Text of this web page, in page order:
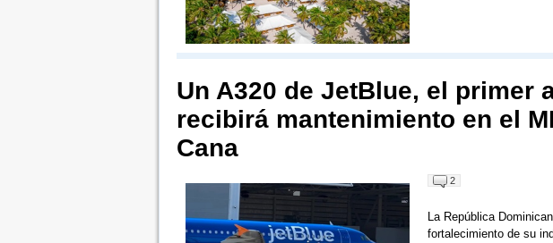
Un A320 de JetBlue, el primer
recibirá mantenimiento en el
Cana
2
La República
fortalecimiento de su